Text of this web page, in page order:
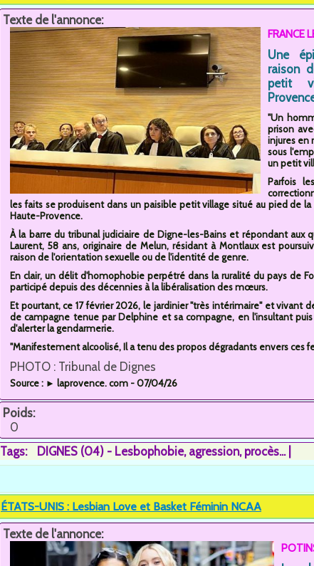
Texte de l'annonce:
FRANCE
Une
raison
petit
"Un
prison
injures en
sous
un petit
Parfois
les faits se produisent dans un paisible petit village situé au pied de
Haute-Provence.
À la barre du tribunal judiciaire de Digne-les-Bains et répondant aux
Laurent, 58 ans, originaire de Melun, résidant à Montlaux est
raison de l'orientation sexuelle ou de l'identité de genre.
En clair, un délit d'homophobie perpétré dans la ruralité du pays de
participé depuis des décennies à la libéralisation des mœurs.
Et pourtant, ce 17 février 2026, le jardinier "très intérimaire" et vivant
de campagne tenue par Delphine et sa compagne, en l'insultant
d'alerter la gendarmerie.
"Manifestement alcoolisé, Il a tenu des propos dégradants envers ces
PHOTO : Tribunal de Dignes
Source : ► laprovence. com - 07/04/26
Poids:
0
Tags:
DIGNES (04) - Lesbophobie agression procès...
ÉTATS-UNIS : Lesbian Love et Basket Féminin NCAA
Texte de l'annonce: